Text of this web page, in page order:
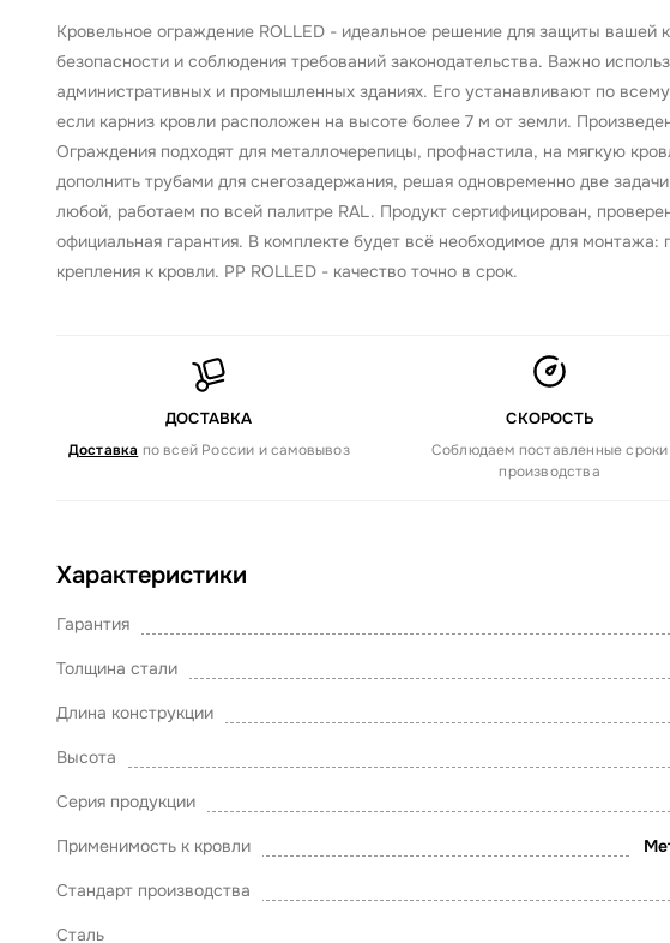
Кровельное ограждение ROLLED - идеальное решение для защиты вашей
безопасности и соблюдения требований законодательства. Важно
административных и промышленных зданиях. Его устанавливают по
если карниз кровли расположен на высоте более 7 м от земли.
Ограждения подходят для металлочерепицы, профнастила, на мягкую
дополнить трубами для снегозадержания, решая одновременно две
любой, работаем по всей палитре RAL. Продукт сертифицирован,
официальная гарантия. В комплекте будет всё необходимое для
крепления к кровли. PP ROLLED - качество точно в срок.
ДОСТАВКА
Доставка по всей России и самовывоз
СКОРОСТЬ
Соблюдаем поставленные сроки
производства
Характеристики
Гарантия
Толщина стали
Длина конструкции
Высота
Серия продукции
Применимость к кровли
Стандарт производства
Сталь